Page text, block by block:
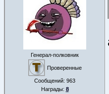
Генерал-полковник
Проверенные
Сообщений: 963
Награды: 8